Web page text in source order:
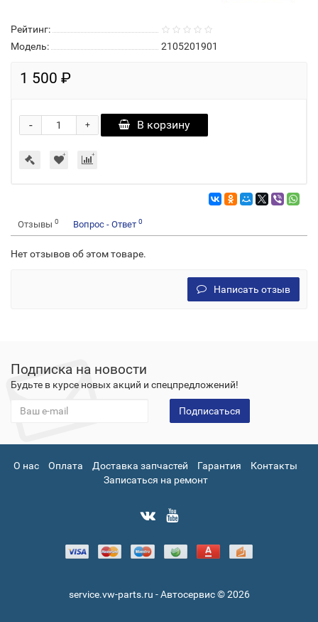
Рейтинг:
Модель:
2105201901
1 500 ₽
+
- В корзину
Отзывы 0 Вопрос - Ответ 0
Нет отзывов об этом товаре.
Написать отзыв
Подписка на новости
Будьте в курсе новых акций и спецпредложений!
Подписаться
О нас Оплата Доставка запчастей Гарантия
Контакты
Записаться на ремонт
service.vw-parts.ru - Автосервис © 2026